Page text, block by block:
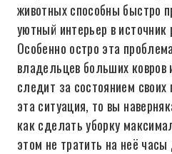
животных способны быстро
уютный интерьер в
Особенно остро эта
владельцев больших ковров
следит за состоянием
эта ситуация, то вы
как сделать уборку
этом не тратить на неё часы